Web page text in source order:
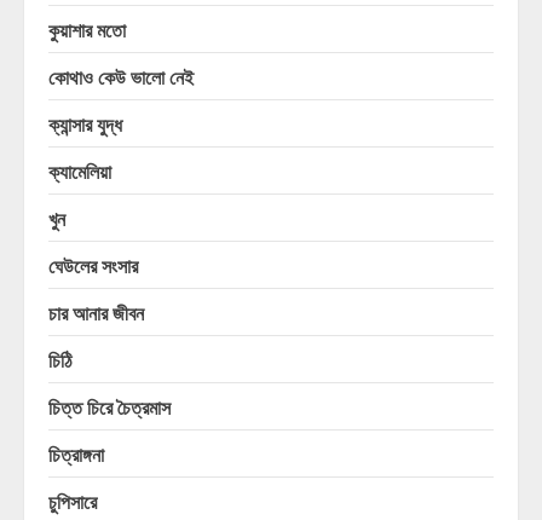
কুয়াশার মতো
কোথাও কেউ ভালো নেই
ক্যান্সার যুদ্ধ
ক্যামেলিয়া
খুন
ঘেউলের সংসার
চার আনার জীবন
চিঠি
চিত্ত চিরে চৈত্রমাস
চিত্রাঙ্গনা
চুপিসারে